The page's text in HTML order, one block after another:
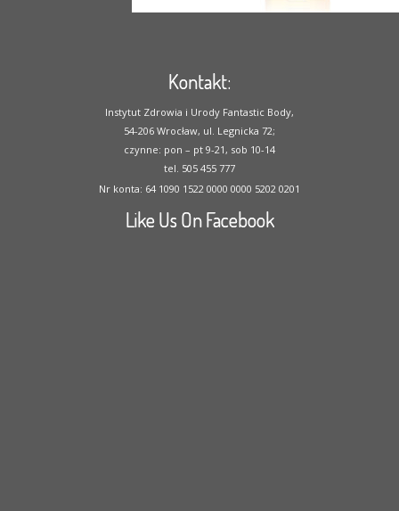
Kontakt:
Instytut Zdrowia i Urody Fantastic Body,
54-206 Wrocław, ul. Legnicka 72;
czynne: pon – pt 9-21, sob 10-14
tel. 505 455 777
Nr konta: 64 1090 1522 0000 0000 5202 0201
Like Us On Facebook